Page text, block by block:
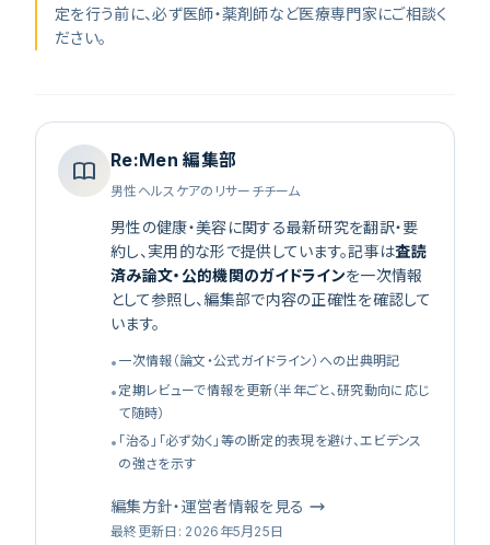
定を行う前に、必ず医師・薬剤師など医療専門家にご相談く
ださい。
Re:Men 編集部
男性ヘルスケアのリサーチチーム
男性の健康・美容に関する最新研究を翻訳・要
約し、実用的な形で提供しています。記事は査読
済み論文・公的機関のガイドラインを一次情報
として参照し、編集部で内容の正確性を確認して
います。
• 一次情報（論文・公式ガイドライン）への出典明記
•定期レビューで情報を更新（半年ごと、研究動向に応じ
て随時）
• 「治る」「必ず効く」等の断定的表現を避け、エビデンス
の強さを示す
編集方針・運営者情報を見る
最終更新日 : 2026年5月25日